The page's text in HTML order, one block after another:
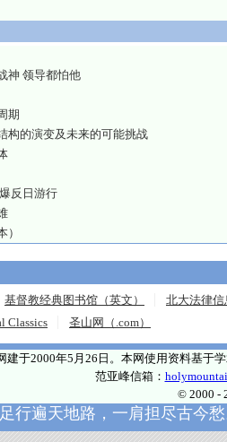
神 领导都怕他
期
构的演变及未来的可能挑战
反日游行
）
基督教经典图书馆（英文）
北大法律信
Classics
圣山网（.com）
建于2000年5月26日。本网使用资料基于
范亚峰信箱：
© 2000 -
行遍天地路，一肩担尽古今